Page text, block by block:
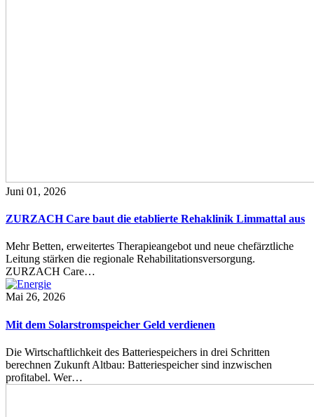
Juni 01, 2026
ZURZACH Care baut die etablierte Rehaklinik Limmattal aus
Mehr Betten, erweitertes Therapieangebot und neue chefärztliche
Leitung stärken die regionale Rehabilitationsversorgung.
ZURZACH Care…
Mai 26, 2026
Mit dem Solarstromspeicher Geld verdienen
Die Wirtschaftlichkeit des Batteriespeichers in drei Schritten
berechnen Zukunft Altbau: Batteriespeicher sind inzwischen
profitabel. Wer…